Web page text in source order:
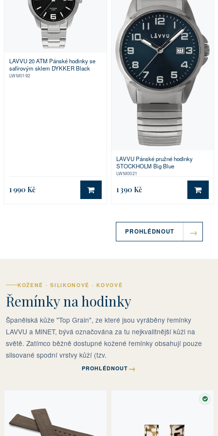
LAVVU 20 ATM Pánské hodinky se
safírovým sklem DYKKER Black
LWM0192
1 990 Kč DO KOŠÍKU
LAVVU Pánské pružné hodinky
STOCKHOLM Big Blue
LWM0021
1 390 Kč DO
PROHLÉDNOUT
KOŽENÉ · SILIKONOVÉ · KOVOVÉ
Řemínky na hodinky
Španělská kůže "Top Grain", ze které jsou vyráběny řemínky
LAVVU a MINET, bývá označována za tu nejkvalitnější kůži na
světě. Zatímco běžně dostupné kožené řemínky obsahují pouze
slisované spodní vrstvy kůží (tzv.
PROHLÉDNOUT →